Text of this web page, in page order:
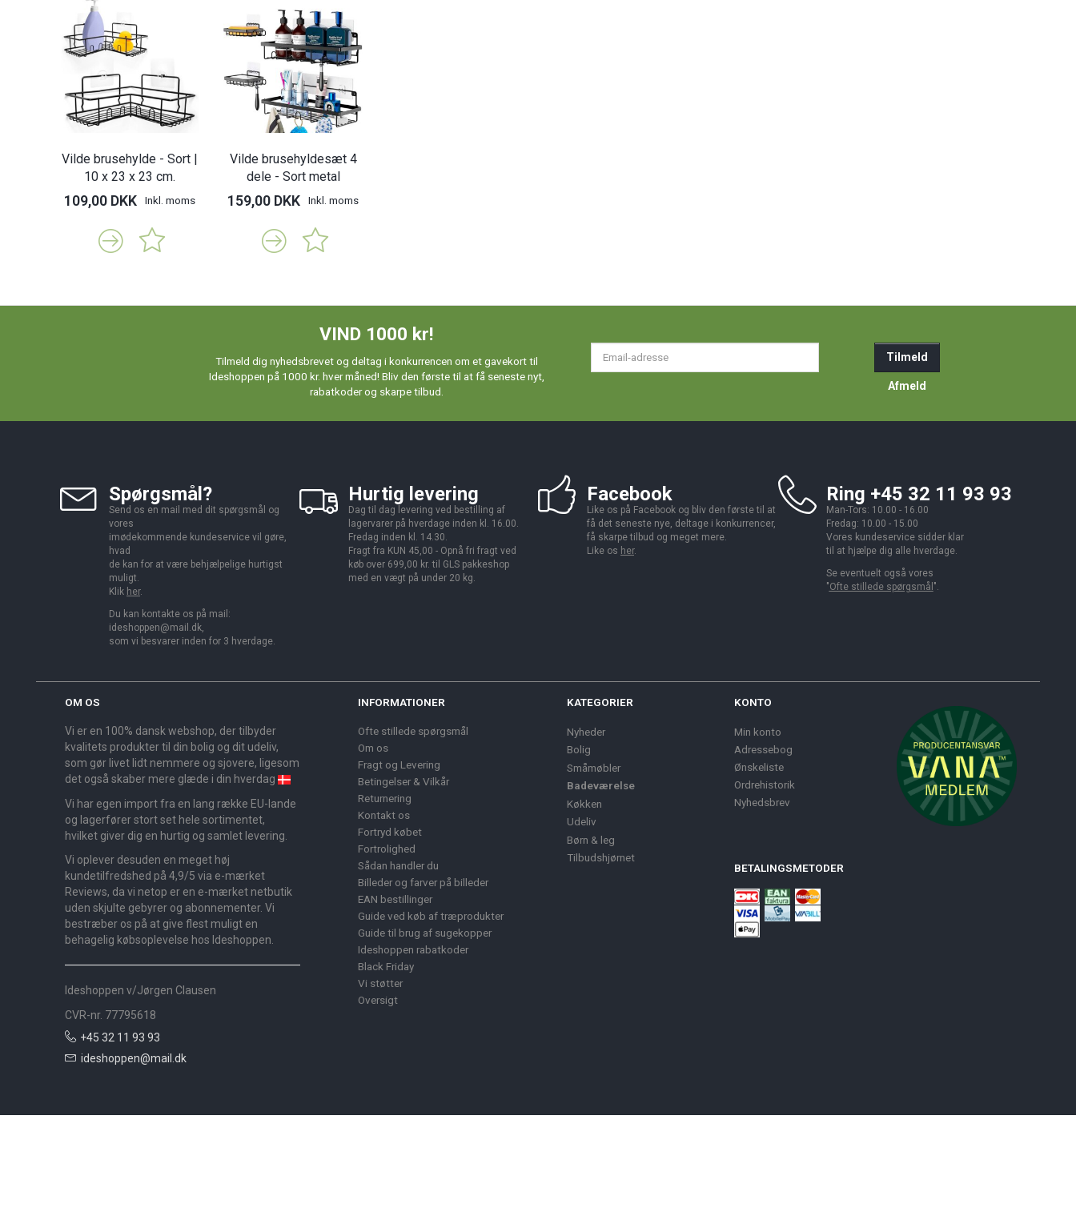
Vilde brusehylde - Sort |
10 x 23 x 23 cm.
109,00 DKK Inkl. moms
Vilde brusehyldesæt 4
dele - Sort metal
159,00 DKK Inkl. moms
VIND 1000 kr!
Tilmeld dig nyhedsbrevet og deltag i konkurrencen om et gavekort til
Ideshoppen på 1000 kr. hver måned! Bliv den første til at få seneste nyt,
rabatkoder og skarpe tilbud.
Tilmeld
Afmeld
Spørgsmål?
Send os en mail med dit spørgsmål og
vores
imødekommende kundeservice vil gøre,
hvad
de kan for at være behjælpelige hurtigst
muligt.
Klik her.
Du kan kontakte os på mail:
ideshoppen@mail.dk,
som vi besvarer inden for 3 hverdage.
Hurtig levering
Dag til dag levering ved bestilling af
lagervarer på hverdage inden kl. 16.00.
Fredag inden kl. 14.30.
Fragt fra KUN 45,00 - Opnå fri fragt ved
køb over 699,00 kr. til GLS pakkeshop
med en vægt på under 20 kg.
Facebook
Like os på Facebook og bliv den første til at
få det seneste nye, deltage i konkurrencer,
få skarpe tilbud og meget mere.
Like os her.
Ring +45 32 11 93 93
Man-Tors: 10.00 - 16.00
Fredag: 10.00 - 15.00
Vores kundeservice sidder klar
til at hjælpe dig alle hverdage.
Se eventuelt også vores
"Ofte stillede spørgsmål ".
OM OS
Vi er en 100% dansk webshop, der tilbyder
kvalitets produkter til din bolig og dit udeliv,
som gør livet lidt nemmere og sjovere, ligesom
det også skaber mere glæde i din hverdag
Vi har egen import fra en lang række EU-lande
og lagerfører stort set hele sortimentet,
hvilket giver dig en hurtig og samlet levering.
Vi oplever desuden en meget høj
kundetilfredshed på 4,9/5 via e-mærket
Reviews, da vi netop er en e-mærket netbutik
uden skjulte gebyrer og abonnementer. Vi
bestræber os på at give flest muligt en
behagelig købsoplevelse hos Ideshoppen.
Ideshoppen v/Jørgen Clausen
CVR-nr. 77795618
+45 32 11 93 93
ideshoppen@mail.dk
INFORMATIONER
Ofte stillede spørgsmål
Om os
Fragt og Levering
Betingelser & Vilkår
Returnering
Kontakt os
Fortryd købet
Fortrolighed
Sådan handler du
Billeder og farver på billeder
EAN bestillinger
Guide ved køb af træprodukter
Guide til brug af sugekopper
Ideshoppen rabatkoder
Black Friday
Vi støtter
Oversigt
KATEGORIER
Nyheder
Bolig
Småmøbler
Badeværelse
Køkken
Udeliv
Børn & leg
Tilbudshjørnet
KONTO
Min konto
Adressebog
Ønskeliste
Ordrehistorik
Nyhedsbrev
BETALINGSMETODER